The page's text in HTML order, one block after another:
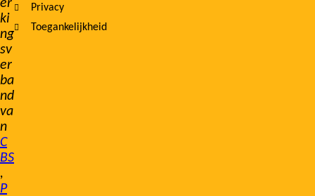
er
ki
ng
sv
er
ba
nd
va
n
C
BS
,
P
Privacy
Toegankelijkheid